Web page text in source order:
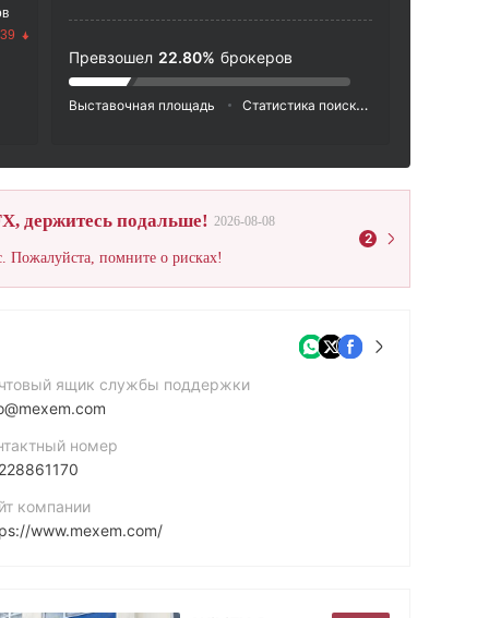
Превзошел 22.80% брокеров
Выставочная площадь Статистика поиска
держитесь подальше! 2026-08-08
Пожалуйста, помните о рисках!
2
ящик службы поддержки
номер
компании
www.mexem.com/